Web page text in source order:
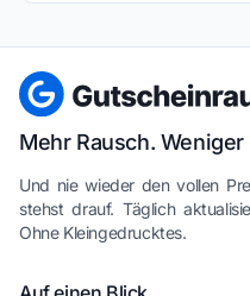
Mehr Rausch. Weniger
Und nie wieder den vollen
stehst drauf. Täglich
Ohne Kleingedrucktes.